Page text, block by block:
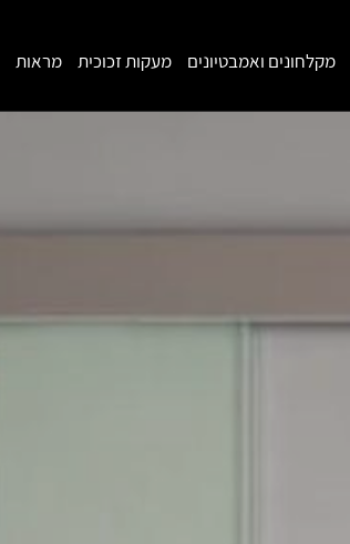
מקלחונים ואמבטיונים מעקות זכוכית מראות